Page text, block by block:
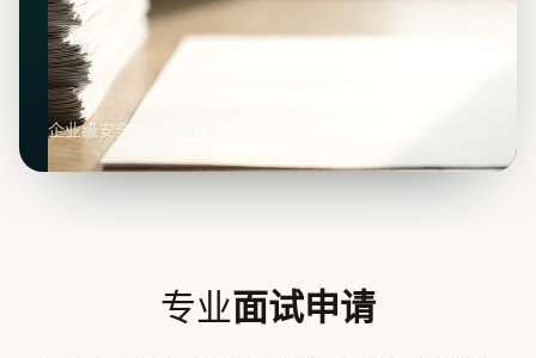
企业级安全与隐私保障
专业面试申请